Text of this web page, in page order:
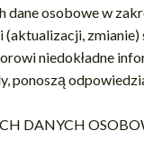
osobowe w
zmianie)
niedokładne
ponoszą
DANYCH